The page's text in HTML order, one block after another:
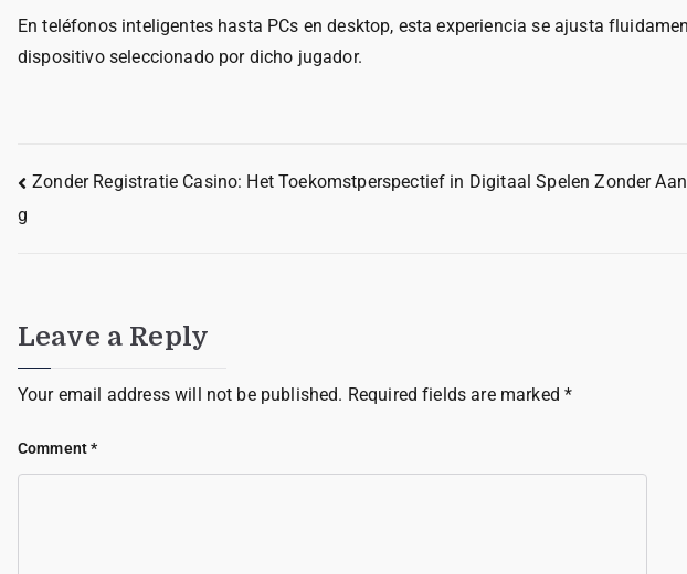
En teléfonos inteligentes hasta PCs en desktop, esta experiencia se ajusta
dispositivo seleccionado por dicho jugador.
Zonder Registratie Casino: Het Toekomstperspectief in Digitaal Spelen Zonder
g
Leave a Reply
Your email address will not be published. Required fields are marked*
Comment*